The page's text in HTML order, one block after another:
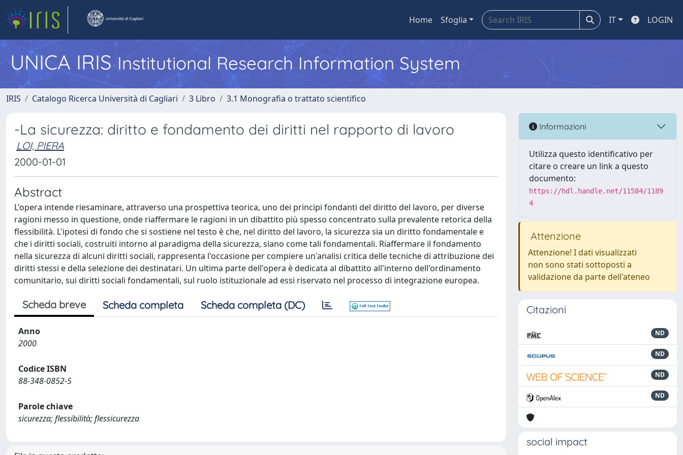
Home Sfoglia IT LOGIN
UNICA IRISInstitutional Research Information System
IRIS Catalogo Ricerca Università di Cagliari 3 Libro 3.1 Monografia o trattato scientifico
-La sicurezza: diritto e fondamento dei diritti nel rapporto di lavoro
LOI, PIERA
2000-01-01
Abstract
L'opera intende riesaminare, attraverso una prospettiva teorica, uno dei principi fondanti del diritto del lavoro, per diverse
ragioni messo in questione, onde riaffermare le ragioni in un dibattito più spesso concentrato sulla prevalente retorica della
flessibilità. L'ipotesi di fondo che si sostiene nel testo è che, nel diritto del lavoro, la sicurezza sia un diritto fondamentale e
che i diritti sociali, costruiti intorno al paradigma della sicurezza, siano come tali fondamentali. Riaffermare il fondamento
nella sicurezza di alcuni diritti sociali, rappresenta l'occasione per compiere un'analisi critica delle tecniche di attribuzione dei
diritti stessi e della selezione dei destinatari. Un ultima parte dell'opera è dedicata al dibattito all'interno dell'ordinamento
comunitario, sui diritti sociali fondamentali, sul ruolo istituzionale ad essi riservato nel processo di integrazione europea.
Scheda breve Scheda completa Scheda completa (DC)
Anno
2000
Codice ISBN
88-348-0852-5
Parole chiave
sicurezza; flessibilità; flessicurezza
Informazioni
Utilizza questo identificativo per
citare o creare un link a questo
documento:
https://hdl.handle.net/11584/1189
4
Attenzione
Attenzione! I dati visualizzati
non sono stati sottoposti a
validazione da parte dell'ateneo
Citazioni
ND
ND
ND
ND
social impact